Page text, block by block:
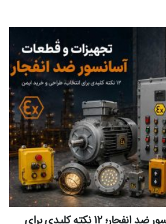
تجهیزات و قطعات آسانسور ضد انفجار؛ 12 نکته کلیدی برای